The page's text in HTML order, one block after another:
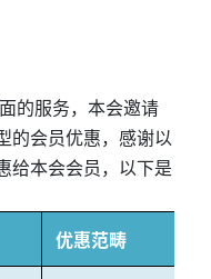
的服务，本会邀请
的会员优惠，感谢以
给本会会员，以下是
优惠范畴